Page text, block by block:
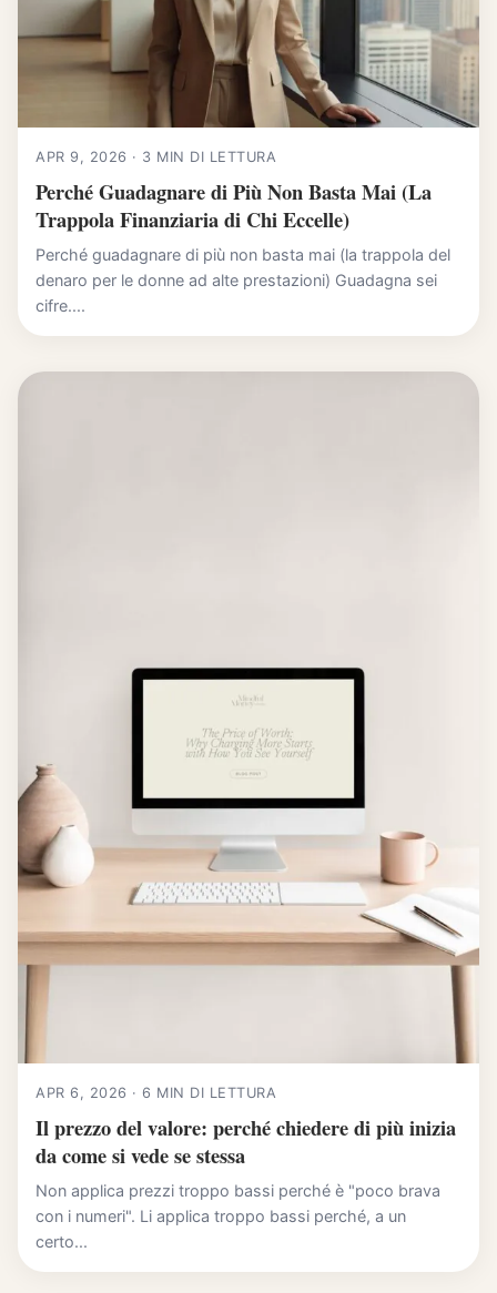
APR 9, 2026 · 3 MIN DI LETTURA
Perché Guadagnare di Più Non Basta Mai (La
Trappola Finanziaria di Chi Eccelle)
Perché guadagnare di più non basta mai (la trappola del
denaro per le donne ad alte prestazioni) Guadagna sei
cifre....
APR 6, 2026 · 6 MIN DI LETTURA
Il prezzo del valore: perché chiedere di più inizia
da come si vede se stessa
Non applica prezzi troppo bassi perché è "poco brava
con i numeri". Li applica troppo bassi perché, a un
certo...